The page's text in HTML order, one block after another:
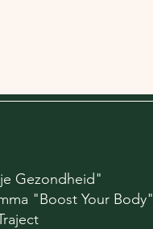
Gezondheid"
"Boost Your Body"